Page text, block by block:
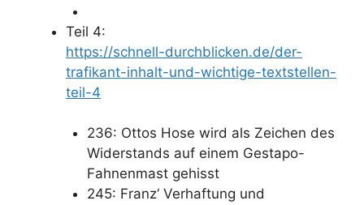
Teil 4:
https://schnell-durchblicken.de/der-
trafikant-inhalt-und-wichtige-textstellen-
teil-4
236: Ottos Hose wird als Zeichen des
Widerstands auf einem Gestapo-
Fahnenmast gehisst
245: Franz‘ Verhaftung und